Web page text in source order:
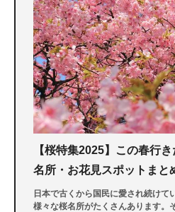
【桜特集2025】この春行
名所・お花見スポットまと
日本で古くから国民に愛され続けて
様々な桜名所がたくさんあります。